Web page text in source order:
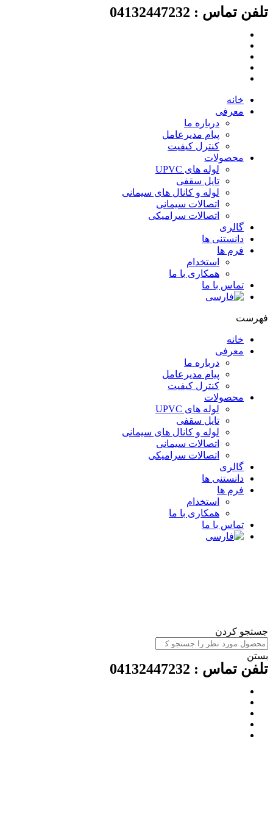
تلفن تماس : 04132447232
خانه
معرفی
درباره ما
پیام مدیرعامل
کنترل کیفیت
محصولات
لوله های UPVC
تایل سقفی
لوله و کانال های سیمانی
اتصالات سیمانی
اتصالات سرامیکی
گالری
دانستنی ها
فرم ها
استخدام
همکاری با ما
تماس با ما
فهرست
خانه
معرفی
درباره ما
پیام مدیرعامل
کنترل کیفیت
محصولات
لوله های UPVC
تایل سقفی
لوله و کانال های سیمانی
اتصالات سیمانی
اتصالات سرامیکی
گالری
دانستنی ها
فرم ها
استخدام
همکاری با ما
تماس با ما
جستجو کردن
بستن
تلفن تماس : 04132447232